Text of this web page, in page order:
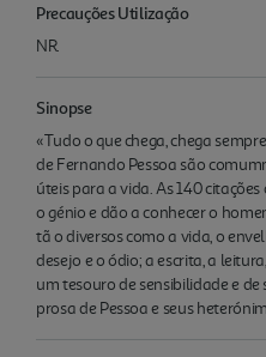
Precauções Utilização
NR.
Sinopse
«Tudo o que chega, chega
de Fernando Pessoa são
úteis para a vida. As 140
o génio e dão a conhecer o
tã o diversos como a vida, o
desejo e o ódio; a escrita, a
um tesouro de sensibilidade e
prosa de Pessoa e seus